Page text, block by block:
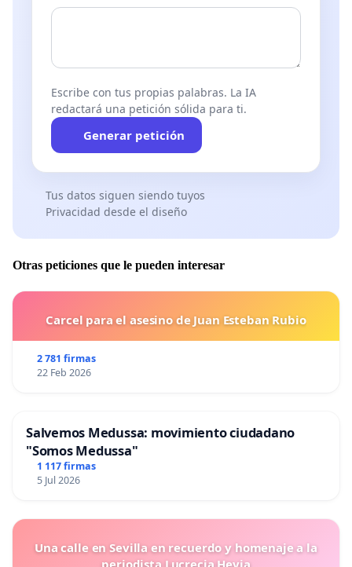
Escribe con tus propias palabras. La IA
redactará una petición sólida para ti.
Generar petición
Tus datos siguen siendo tuyos
Privacidad desde el diseño
Otras peticiones que le pueden interesar
Carcel para el asesino de Juan Esteban Rubio
2 781 firmas
22 Feb 2026
Salvemos Medussa: movimiento ciudadano
"Somos Medussa"
1 117 firmas
5 Jul 2026
Una calle en Sevilla en recuerdo y homenaje a la